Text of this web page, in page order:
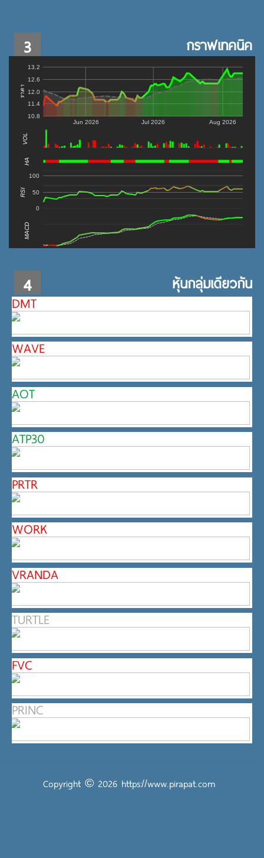
3 กราฟเทคนิค
Jun 2026 Jul 2026 Aug 2026
10.8
11.4
12.0
12.6
13.2
ราคา
VOL
HA
0
50
100
RSI
MACD
4 หุ้นกลุ่มเดียวกัน
DMT
WAVE
AOT
ATP30
PRTR
WORK
VRANDA
TURTLE
FVC
PRINC
Copyright © 2026 https://www.pirapat.com